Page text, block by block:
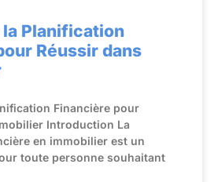
la Planification
Réussir dans
Financière pour
Introduction La
en immobilier est un
toute personne souhaitant